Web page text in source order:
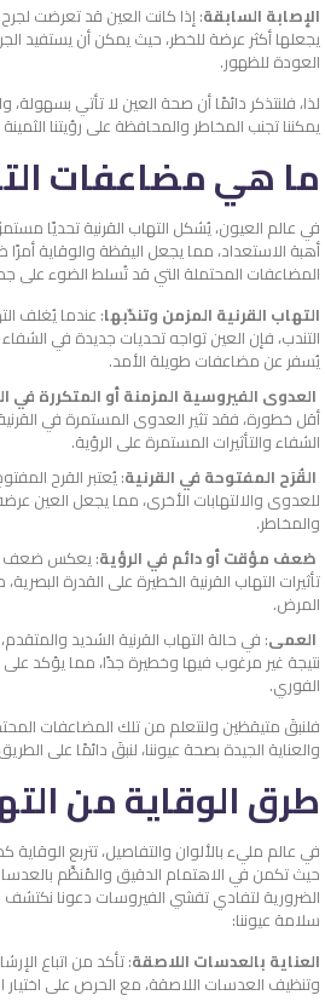
الإصابة السابقة: إذا كانت العين قد تعرضت
يجعلها أكثر عرضة للخطر، حيث يمكن أن يستفيد
العودة للظهور.
لذا، فلنتذكر دائمًا أن صحة العين لا تأتي بسهولة،
يمكننا تجنب المخاطر والمحافظة على رؤيتنا
ما هي مضاعفات
في عالم العيون، يُشكل التهاب القرنية تحديًا
أهبة الاستعداد، مما يجعل اليقظة والوقاية أمرًا
المضاعفات المحتملة التي قد تُسلط الضوء على
التهاب القرنية المزمن وتندّبها: عندما يُغلف
التندب، فإن العين تواجه تحديات جديدة في
يُسفر عن مضاعفات طويلة الأمد.
العدوى الفيروسية المزمنة أو المتكررة في
أقل خطورة، فقد تثير العدوى المستمرة في
الشفاء والتأثيرات المستمرة على الرؤية.
القُرَح المفتوحة في القرنية: يُعتبر القرح
للعدوى والالتهابات الأخرى، مما يجعل العين
والمخاطر.
ضعف مؤقت أو دائم في الرؤية: يعكس ضعف
تأثيرات التهاب القرنية الخطيرة على القدرة
المرض.
العمى: في حالة التهاب القرنية الشديد
نتيجة غير مرغوب فيها وخطيرة جدًا، مما يؤكد
الفوري.
فلنبقَ متيقظين ولنتعلم من تلك المضاعفات
والعناية الجيدة بصحة عيوننا، لنبقَ دائمًا على
طرق الوقاية من
في عالم مليء بالألوان والتفاصيل، تتربع
حيث تكمن في الاهتمام الدقيق والمُنظَّم
الضرورية لتفادي تفشي الفيروسات دعونا نكتشف
سلامة عيوننا:
العناية بالعدسات اللاصقة: تأكد من اتباع
وتنظيف العدسات اللاصقة، مع الحرص على اختيار